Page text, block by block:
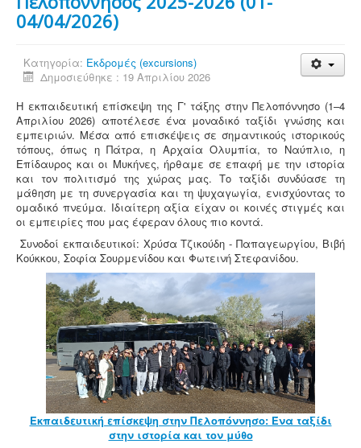
04/04/2026)
Κατηγορία: Εκδρομές (excursions)
Δημοσιεύθηκε : 19 Απριλίου 2026
Η εκπαιδευτική επίσκεψη της Γ' τάξης στην Πελοπόννησο (1–4
Απριλίου 2026) αποτέλεσε ένα μοναδικό ταξίδι γνώσης και
εμπειριών. Μέσα από επισκέψεις σε σημαντικούς ιστορικούς
τόπους, όπως η Πάτρα, η Αρχαία Ολυμπία, το Ναύπλιο, η
Επίδαυρος και οι Μυκήνες, ήρθαμε σε επαφή με την ιστορία
και τον πολιτισμό της χώρας μας. Το ταξίδι συνδύασε τη
μάθηση με τη συνεργασία και τη ψυχαγωγία, ενισχύοντας το
ομαδικό πνεύμα. Ιδιαίτερη αξία είχαν οι κοινές στιγμές και
οι εμπειρίες που μας έφεραν όλους πιο κοντά.
Συνοδοί εκπαιδευτικοί: Χρύσα Τζικούδη - Παπαγεωργίου, Βιβή
Κούκκου, Σοφία Σουρμενίδου και Φωτεινή Στεφανίδου.
Εκπαιδευτική επίσκεψη στην Πελοπόννησο: Ένα ταξίδι
στην ιστορία και τον μύθο